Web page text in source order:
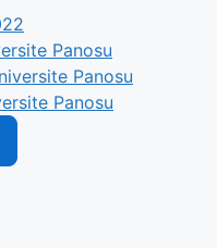
Panosu
Panosu
Panosu